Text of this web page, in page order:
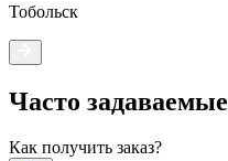
Тобольск
Часто задаваемые
Как получить заказ?